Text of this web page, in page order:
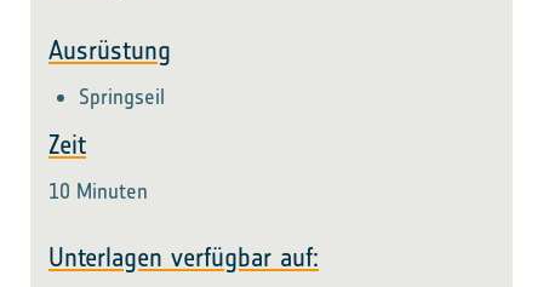
Ausrüstung
Springseil
Zeit
10 Minuten
Unterlagen verfügbar auf: